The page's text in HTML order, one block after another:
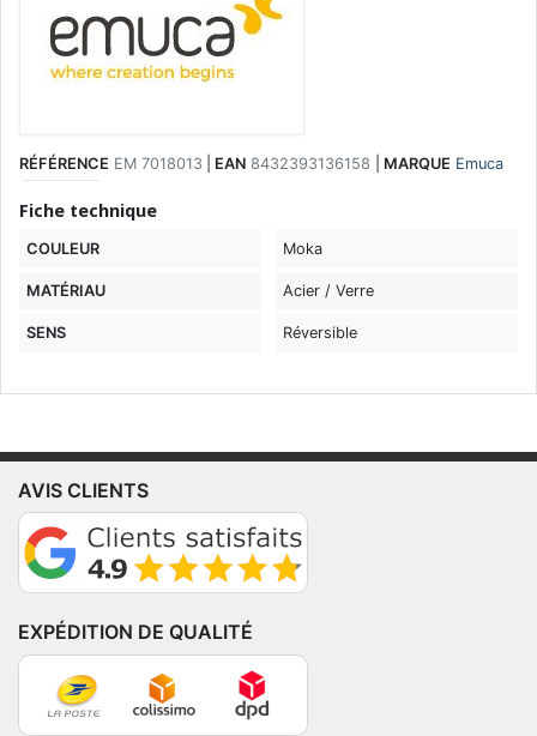
RÉFÉRENCE EM 7018013 EAN 8432393136158 MARQUE Emuca
Fiche technique
COULEUR Moka
MATÉRIAU Acier / Verre
SENS Réversible
AVIS CLIENTS
EXPÉDITION DE QUALITÉ